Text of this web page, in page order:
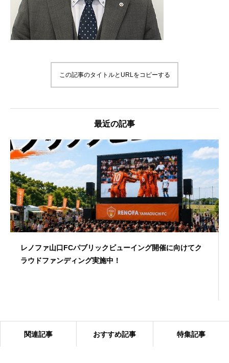
この記事のタイトルとURLをコピーする
最近の記事
レノファ山口FCパブリックビューイング開催に向けてク
ラウドファンディング実施中！
関連記事 おすすめ記事 特集記事